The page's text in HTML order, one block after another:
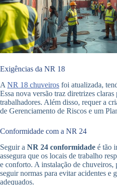
Exigências da NR 18
A NR 18 chuveiros foi atualizada,
Essa nova versão traz diretrizes claras
trabalhadores. Além disso, requer a
de Gerenciamento de Riscos e um
Conformidade com a NR 24
Seguir a NR 24 conformidade é tão
assegura que os locais de trabalho
e conforto. A instalação de chuveiros,
seguir normas para evitar acidentes e
adequados.